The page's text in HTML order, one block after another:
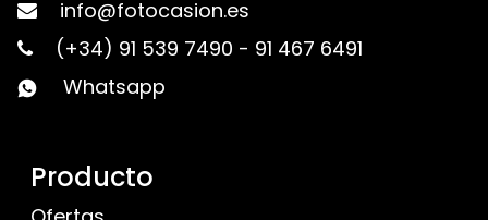
info@fotocasion.es
(+34) 91 539 7490 - 91 467 6491
Whatsapp
Producto